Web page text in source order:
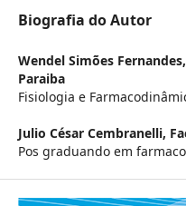
Biografia do Autor
Wendel Simões Fernandes,
Paraiba
Fisiologia e
Julio César Cembranelli,
Pos graduando em